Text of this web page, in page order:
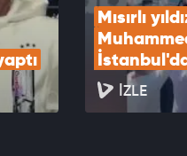
Mısırlı
İZLE